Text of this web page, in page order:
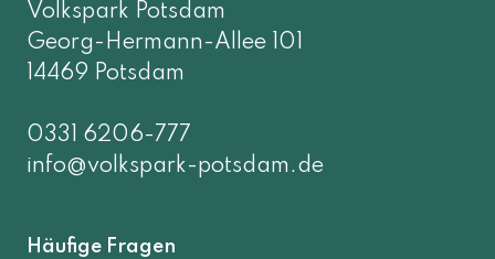
Volkspark Potsdam
Georg-Hermann-Allee 101
14469 Potsdam
0331 6206-777
info@volkspark-potsdam.de
Häufige Fragen